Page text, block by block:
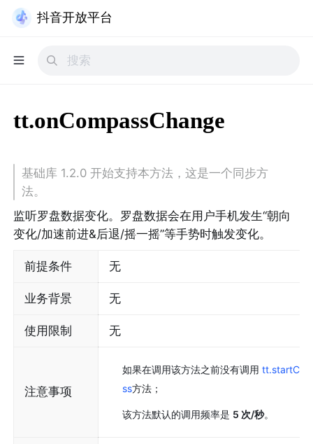
抖音开放平台
tt.onCompassChange
基础库 1.2.0 开始支持本方法，这是一个同步方
法。
监听罗盘数据变化。罗盘数据会在用户手机发生“朝向
变化/加速前进&后退/摇一摇”等手势时触发变化。
前提条件 无
业务背景 无
使用限制 无
注意事项
如果在调用该方法之前没有调用
ss方法；
该方法默认的调用频率是 5 次/秒。